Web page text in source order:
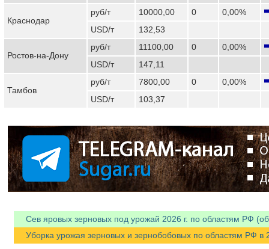
Краснодар
руб/т 10000,00 0
0,00%
USD/т
132,53
Ростов-на-Дону
руб/т 11100,00 0
0,00%
USD/т
147,11
Тамбов
руб/т 7800,00 0
0,00%
USD/т
103,37
Сев яровых зерновых под урожай 2026 г. по областям РФ
Уборка урожая зерновых и зернобобовых по областям РФ в